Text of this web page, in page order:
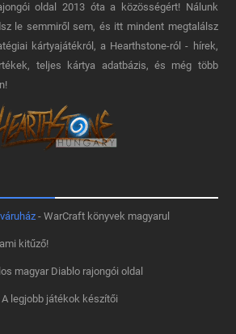
oldal 2013 óta a közösségért! Nálunk
le semmiről sem, és itt mindent megtalálsz
kártyajátékról, a Hearthstone-ról - hírek,
teljes kártya adatbázis, és még több
- WarCraft könyvek magyarul
kitűző!
magyar Diablo rajongói oldal
A legjobb játékok készítői